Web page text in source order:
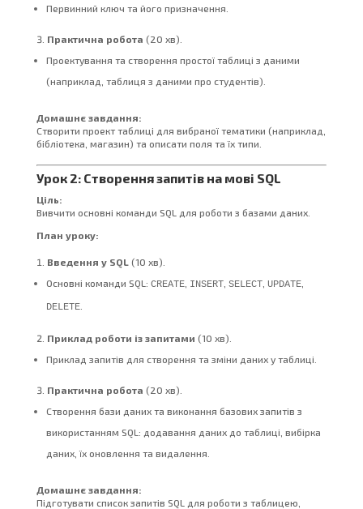
Первинний ключ та його призначення.
Практична робота (20 хв).
Проектування та створення простої таблиці з даними
(наприклад, таблиця з даними про студентів).
Домашнє завдання:
Створити проект таблиці для вибраної тематики (наприклад,
бібліотека, магазин) та описати поля та їх типи.
Урок 2: Створення запитів на мові SQL
Ціль:
Вивчити основні команди SQL для роботи з базами даних.
План уроку:
Введення у SQL(10 хв).
Основні команди SQL: CREATE, INSERT, SELECT, UPDATE,
DELETE.
Приклад роботи із запитами (10 хв).
Приклад запитів для створення та зміни даних у таблиці.
Практична робота (20 хв).
Створення бази даних та виконання базових запитів з
використанням SQL: додавання даних до таблиці, вибірка
даних, їх оновлення та видалення.
Домашнє завдання:
Підготувати список запитів SQL для роботи з таблицею,